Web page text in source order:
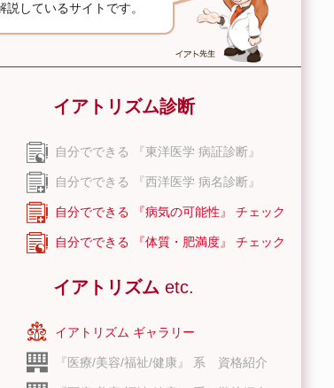
説しているサイトです。
イアトリズム診断
自分でできる 『東洋医学 病証診断』
自分でできる 『西洋医学 病名診断』
自分でできる 『病気の可能性』 チェック
自分でできる 『体質・肥満度』 チェック
イアトリズム etc.
イアトリズム ギャラリー
『医療/美容/福祉/健康』 系 資格紹介